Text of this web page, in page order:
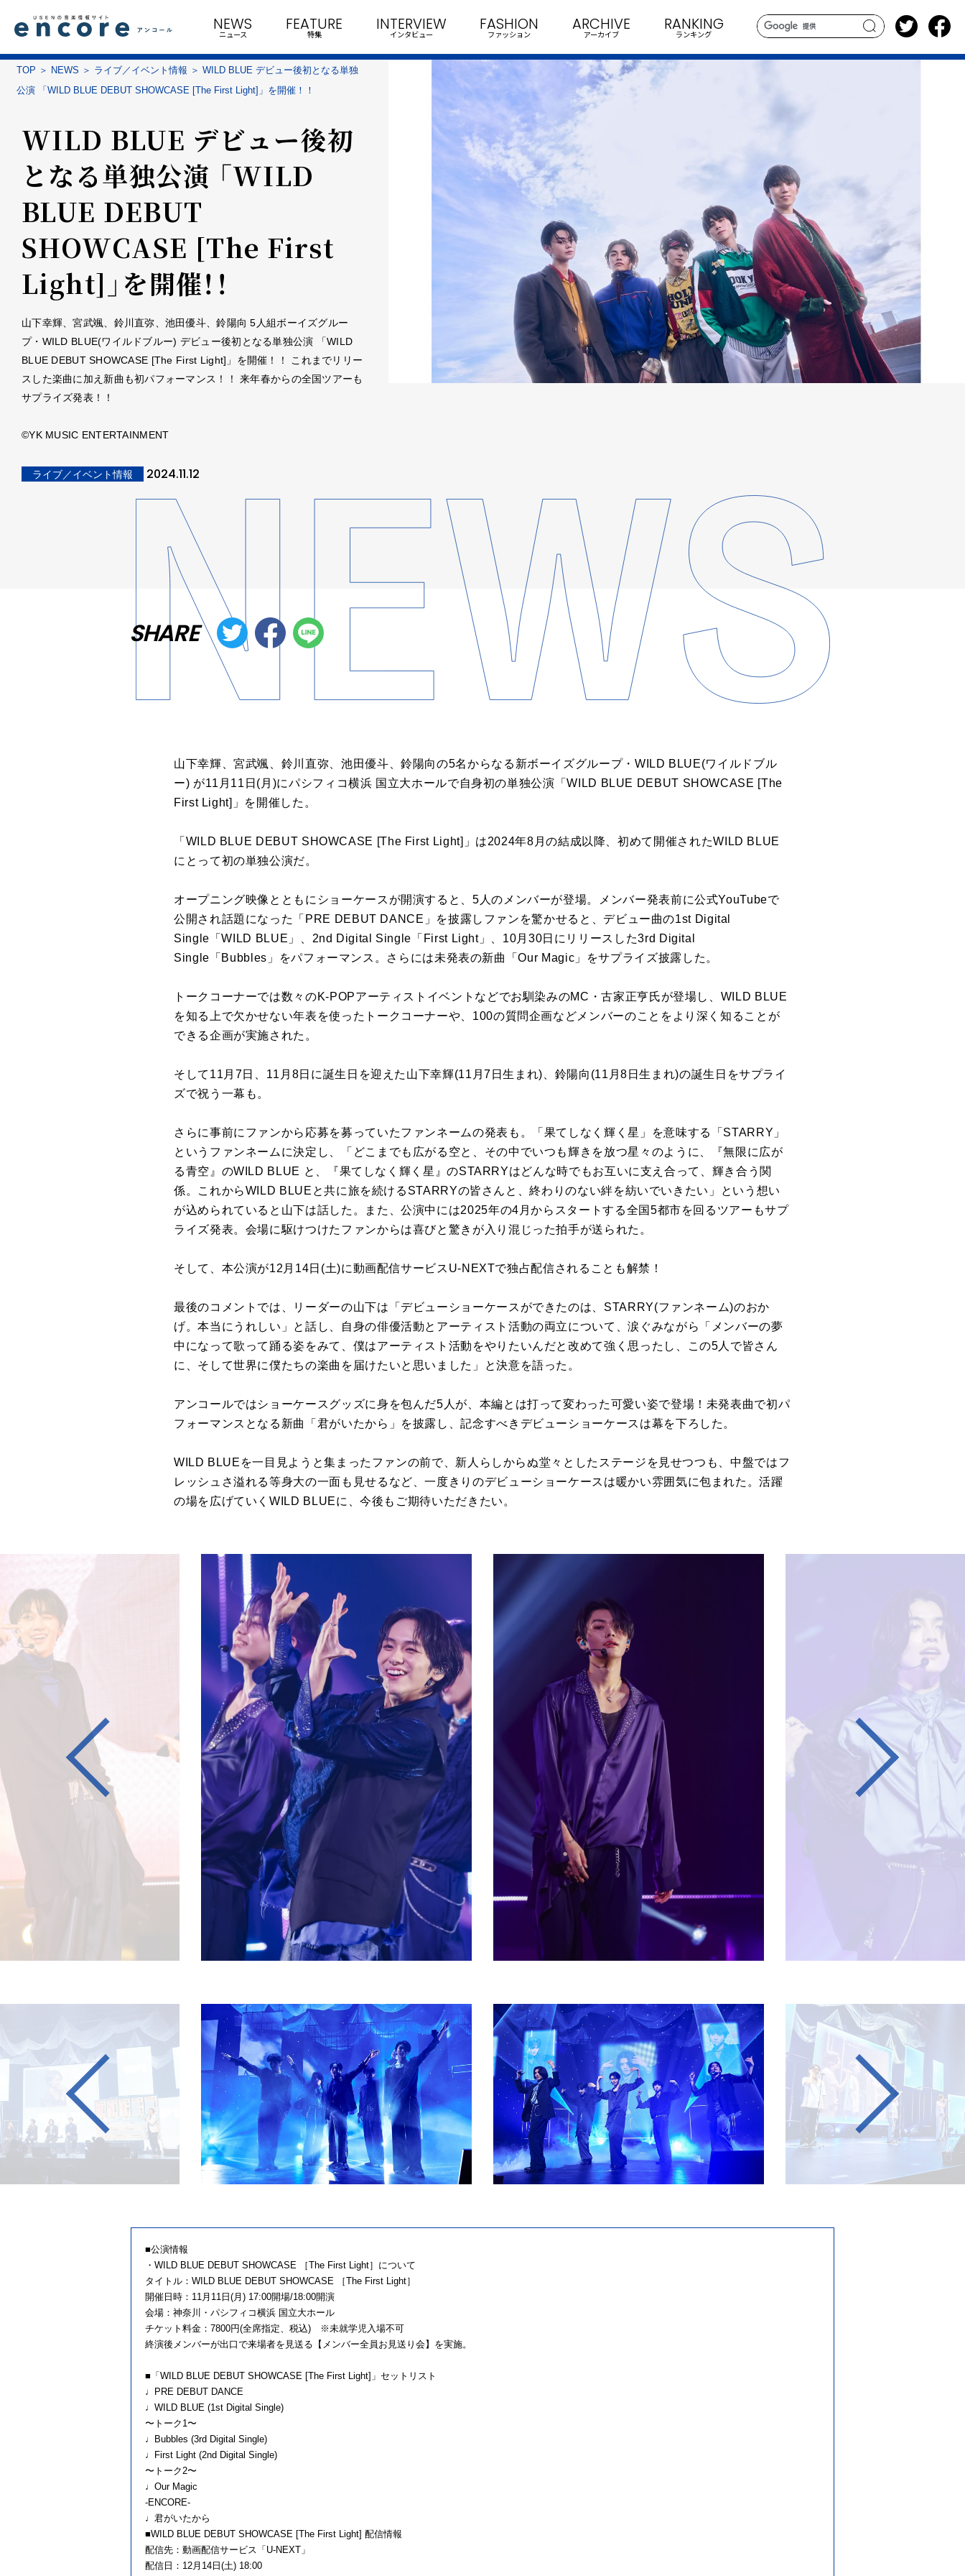
search
NEWS
ニュース
FEATURE
特集
INTERVIEW
インタビュー
FASHION
ファッション
ARCHIVE
アーカイブ
RANKING
ランキング
TOP NEWS ライブ／イベント情報
WILD BLUE デビュー後初となる単独
公演 「WILD BLUE DEBUT SHOWCASE [The First Light]」を開催！！
WILD BLUE デビュー後初
となる単独公演 「WILD
BLUE DEBUT
SHOWCASE [The First
Light]」を開催！！
山下幸輝、宮武颯、鈴川直弥、池田優斗、鈴陽向 5人組ボーイズグルー
プ・WILD BLUE(ワイルドブルー) デビュー後初となる単独公演 「WILD
BLUE DEBUT SHOWCASE [The First Light]」を開催！！ これまでリリー
スした楽曲に加え新曲も初パフォーマンス！！ 来年春からの全国ツアーも
サプライズ発表！！
©︎YK MUSIC ENTERTAINMENT
ライブ／イベント情報 2024.11.12
SHARE
山下幸輝、宮武颯、鈴川直弥、池田優斗、鈴陽向の5名からなる新ボーイズグループ・WILD BLUE(ワイルドブル
ー) が11月11日(月)にパシフィコ横浜 国立大ホールで自身初の単独公演「WILD BLUE DEBUT SHOWCASE [The
First Light]」を開催した。
「WILD BLUE DEBUT SHOWCASE [The First Light]」は2024年8月の結成以降、初めて開催されたWILD BLUE
にとって初の単独公演だ。
オープニング映像とともにショーケースが開演すると、5人のメンバーが登場。メンバー発表前に公式YouTubeで
公開され話題になった「PRE DEBUT DANCE」を披露しファンを驚かせると、デビュー曲の1st Digital
Single「WILD BLUE」、2nd Digital Single「First Light」、10月30日にリリースした3rd Digital
Single「Bubbles」をパフォーマンス。さらには未発表の新曲「Our Magic」をサプライズ披露した。
トークコーナーでは数々のK-POPアーティストイベントなどでお馴染みのMC・古家正亨氏が登場し、WILD BLUE
を知る上で欠かせない年表を使ったトークコーナーや、100の質問企画などメンバーのことをより深く知ることが
できる企画が実施された。
そして11月7日、11月8日に誕生日を迎えた山下幸輝(11月7日生まれ)、鈴陽向(11月8日生まれ)の誕生日をサプライ
ズで祝う一幕も。
さらに事前にファンから応募を募っていたファンネームの発表も。「果てしなく輝く星」を意味する「STARRY」
というファンネームに決定し、「どこまでも広がる空と、その中でいつも輝きを放つ星々のように、『無限に広が
る青空』のWILD BLUE と、『果てしなく輝く星』のSTARRYはどんな時でもお互いに支え合って、輝き合う関
係。これからWILD BLUEと共に旅を続けるSTARRYの皆さんと、終わりのない絆を紡いでいきたい」という想い
が込められていると山下は話した。また、公演中には2025年の4月からスタートする全国5都市を回るツアーもサプ
ライズ発表。会場に駆けつけたファンからは喜びと驚きが入り混じった拍手が送られた。
そして、本公演が12月14日(土)に動画配信サービスU-NEXTで独占配信されることも解禁！
最後のコメントでは、リーダーの山下は「デビューショーケースができたのは、STARRY(ファンネーム)のおか
げ。本当にうれしい」と話し、自身の俳優活動とアーティスト活動の両立について、涙ぐみながら「メンバーの夢
中になって歌って踊る姿をみて、僕はアーティスト活動をやりたいんだと改めて強く思ったし、この5人で皆さん
に、そして世界に僕たちの楽曲を届けたいと思いました」と決意を語った。
アンコールではショーケースグッズに身を包んだ5人が、本編とは打って変わった可愛い姿で登場！未発表曲で初パ
フォーマンスとなる新曲「君がいたから」を披露し、記念すべきデビューショーケースは幕を下ろした。
WILD BLUEを一目見ようと集まったファンの前で、新人らしからぬ堂々としたステージを見せつつも、中盤ではフ
レッシュさ溢れる等身大の一面も見せるなど、一度きりのデビューショーケースは暖かい雰囲気に包まれた。活躍
の場を広げていくWILD BLUEに、今後もご期待いただきたい。
■公演情報
・WILD BLUE DEBUT SHOWCASE ［The First Light］について
タイトル：WILD BLUE DEBUT SHOWCASE ［The First Light］
開催日時：11月11日(月) 17:00開場/18:00開演
会場：神奈川・パシフィコ横浜 国立大ホール
チケット料金：7800円(全席指定、税込) ※未就学児入場不可
終演後メンバーが出口で来場者を見送る【メンバー全員お見送り会】を実施。
■「WILD BLUE DEBUT SHOWCASE [The First Light]」セットリスト
♩PRE DEBUT DANCE
♩WILD BLUE (1st Digital Single)
〜トーク1〜
♩Bubbles (3rd Digital Single)
♩First Light (2nd Digital Single)
〜トーク2〜
♩Our Magic
-ENCORE-
♩君がいたから
■WILD BLUE DEBUT SHOWCASE [The First Light] 配信情報
配信先：動画配信サービス「U-NEXT」
配信日：12月14日(土) 18:00